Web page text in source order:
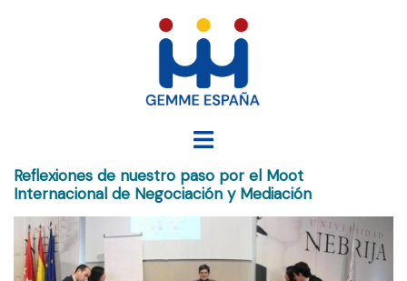
Alternar
Reflexiones de nuestro paso por el Moot
Internacional de Negociación y Mediación